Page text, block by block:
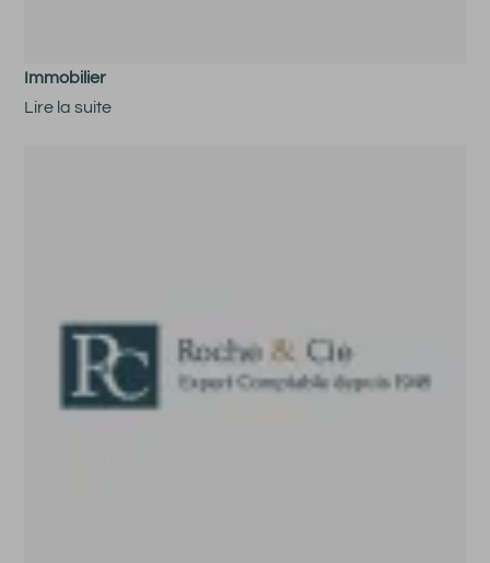
Immobilier
Lire la suite